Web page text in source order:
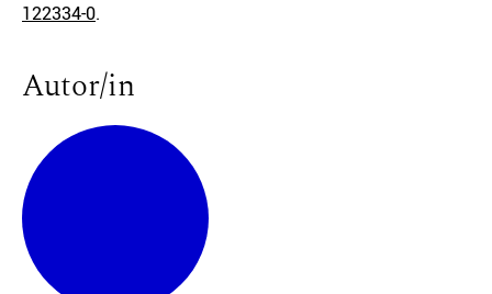
122334-0.
Autor/in